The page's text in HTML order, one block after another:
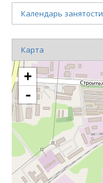
Календарь занятости
Карта
+
-